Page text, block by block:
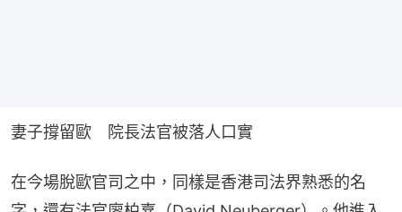
妻子撐留歐　院長法官被落人口實
在今場脫歐官司之中，同樣是香港司法界熟悉的名